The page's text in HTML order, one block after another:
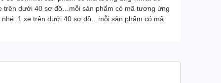
trên dưới 40 sơ đồ…mỗi sản phẩm có mã tương ứng
1 xe trên dưới 40 sơ đồ…mỗi sản phẩm có mã